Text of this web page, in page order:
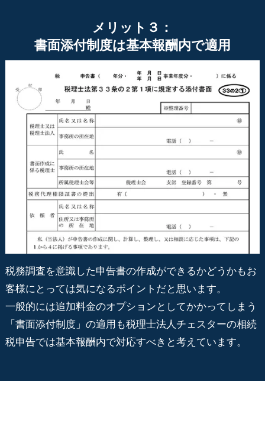
メリット３：
書面添付制度は基本報酬内で適用
税務調査を意識した申告書の作成ができるかどうかもお
客様にとっては気になるポイントだと思います。
一般的には追加料金のオプションとしてかかってしまう
「書面添付制度」の適用も税理士法人チェスターの相続
税申告では基本報酬内で対応すべきと考えています。